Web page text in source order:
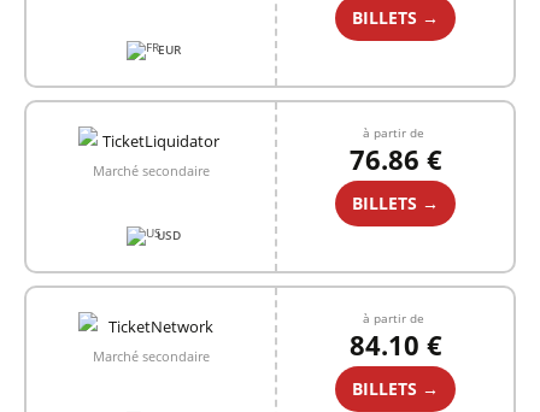
EUR
BILLETS →
Marché secondaire
USD
à partir de
76.86 €
BILLETS →
Marché secondaire
à partir de
84.10 €
BILLETS →